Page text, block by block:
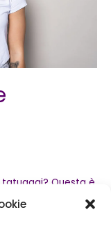
Questa è
giorno d’oggi